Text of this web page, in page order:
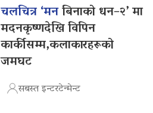
चलचित्र ‘मनबिनाको धन–२’ मा
मदनकृष्णदेखि विपिन
कार्कीसम्म,कलाकारहरूको
जमघट
सबस्त इन्टरटेन्मेन्ट